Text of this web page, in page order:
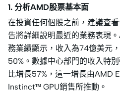
1. 分析AMD股票基本面
在投資任何個股之前，建議查
告將詳細說明最近的業務表現
務業績顯示，收入為74億美元
50%。數據中心部門的收入特
比增長57%，這一增長由AMD
Instinct™ GPU銷售所推動。